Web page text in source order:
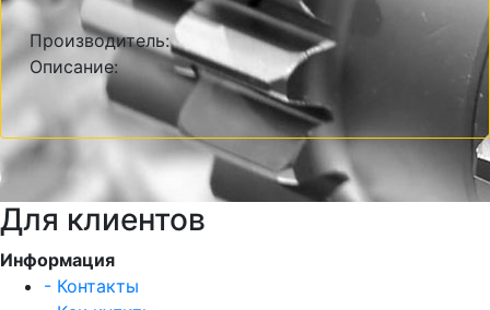
Производитель:
Описание:
Для клиентов
Информация
- Контакты